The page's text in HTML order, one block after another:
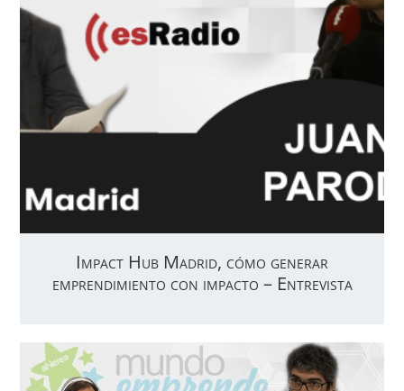
Impact Hub Madrid, cómo generar
emprendimiento con impacto – Entrevista